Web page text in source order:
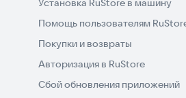
Установка RuStore в машину
Помощь пользователям
Покупки и возвраты
Авторизация в RuStore
Сбой обновления приложений